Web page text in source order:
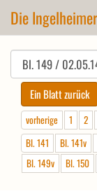
Die
vorherige 1 2
Bl. 141
Bl. 141v
Bl. 149v
Bl. 150